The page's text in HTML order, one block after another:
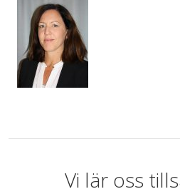
Vi lär oss